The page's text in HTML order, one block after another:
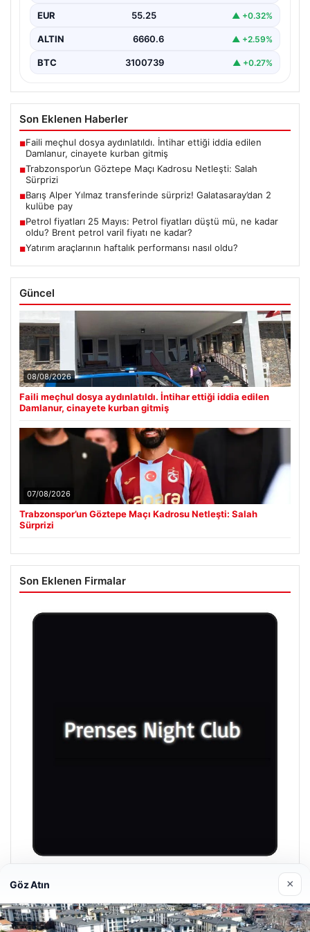
EUR 55.25 ▲ +0.32%
ALTIN 6660.6 ▲ +2.59%
BTC 3100739 ▲ +0.27%
Son Eklenen Haberler
■Faili meçhul dosya aydınlatıldı. İntihar ettiği iddia edilen
Damlanur, cinayete kurban gitmiş
■Trabzonspor’un Göztepe Maçı Kadrosu Netleşti: Salah
Sürprizi
■Barış Alper Yılmaz transferinde sürpriz! Galatasaray’dan 2
kulübe pay
■Petrol fiyatları 25 Mayıs: Petrol fiyatları düştü mü, ne kadar
oldu? Brent petrol varil fiyatı ne kadar?
■Yatırım araçlarının haftalık performansı nasıl oldu?
Güncel
08/08/2026
Faili meçhul dosya aydınlatıldı. İntihar ettiği iddia edilen
Damlanur, cinayete kurban gitmiş
07/08/2026
Trabzonspor’un Göztepe Maçı Kadrosu Netleşti: Salah
Sürprizi
Son Eklenen Firmalar
Prenses Night Club
29/04/2026
Göz Atın ×